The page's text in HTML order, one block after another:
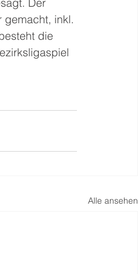
Der
gemacht, inkl.
die
Alle ansehen